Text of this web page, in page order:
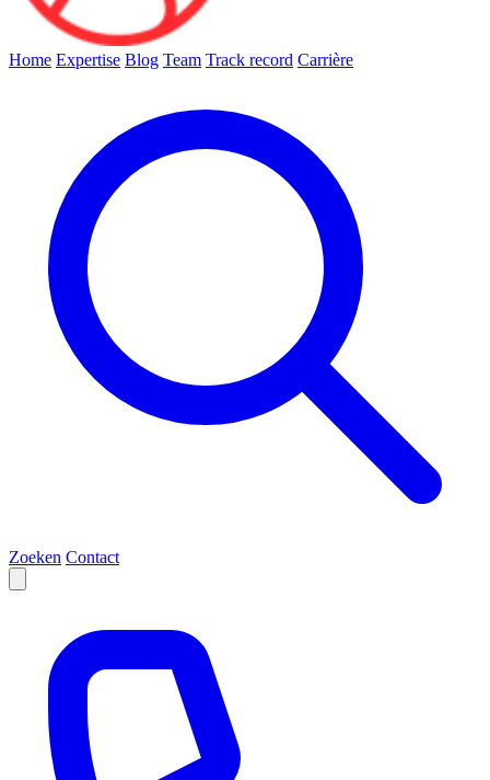
Home Expertise Blog Team Track record Carrière
Zoeken Contact